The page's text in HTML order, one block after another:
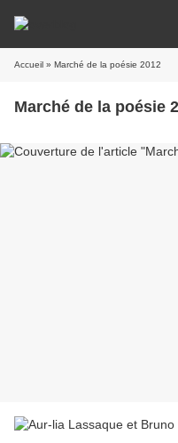
Accueil » Marché de la poésie 2012
Marché de la poésie